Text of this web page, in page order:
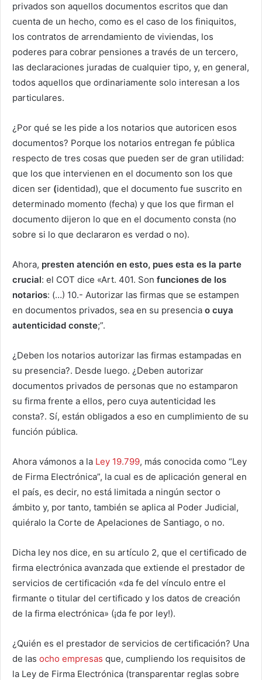
privados son aquellos documentos escritos que dan
cuenta de un hecho, como es el caso de los finiquitos,
los contratos de arrendamiento de viviendas, los
poderes para cobrar pensiones a través de un tercero,
las declaraciones juradas de cualquier tipo, y, en general,
todos aquellos que ordinariamente solo interesan a los
particulares.
¿Por qué se les pide a los notarios que autoricen esos
documentos? Porque los notarios entregan fe pública
respecto de tres cosas que pueden ser de gran utilidad:
que los que intervienen en el documento son los que
dicen ser (identidad), que el documento fue suscrito en
determinado momento (fecha) y que los que firman el
documento dijeron lo que en el documento consta (no
sobre si lo que declararon es verdad o no).
Ahora, presten atención en esto, pues esta es la parte
crucial: el COT dice «Art. 401. Son funciones de los
notarios: (…) 10.- Autorizar las firmas que se estampen
en documentos privados, sea en su presencia o cuya
autenticidad conste;”.
¿Deben los notarios autorizar las firmas estampadas en
su presencia?. Desde luego. ¿Deben autorizar
documentos privados de personas que no estamparon
su firma frente a ellos, pero cuya autenticidad les
consta?. Sí, están obligados a eso en cumplimiento de su
función pública.
Ahora vámonos a la Ley 19.799, más conocida como “Ley
de Firma Electrónica”, la cual es de aplicación general en
el país, es decir, no está limitada a ningún sector o
ámbito y, por tanto, también se aplica al Poder Judicial,
quiéralo la Corte de Apelaciones de Santiago, o no.
Dicha ley nos dice, en su artículo 2, que el certificado de
firma electrónica avanzada que extiende el prestador de
servicios de certificación «da fe del vínculo entre el
firmante o titular del certificado y los datos de creación
de la firma electrónica» (¡da fe por ley!).
¿Quién es el prestador de servicios de certificación? Una
de las ocho empresas que, cumpliendo los requisitos de
la Ley de Firma Electrónica (transparentar reglas sobre